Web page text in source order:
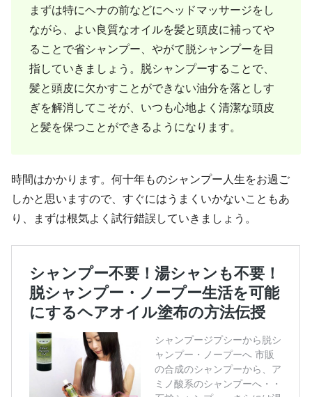
まずは特にヘナの前などにヘッドマッサージをし
ながら、よい良質なオイルを髪と頭皮に補ってや
ることで省シャンプー、やがて脱シャンプーを目
指していきましょう。脱シャンプーすることで、
髪と頭皮に欠かすことができない油分を落としす
ぎを解消してこそが、いつも心地よく清潔な頭皮
と髪を保つことができるようになります。
時間はかかります。何十年ものシャンプー人生をお過ご
しかと思いますので、すぐにはうまくいかないこともあ
り、まずは根気よく試行錯誤していきましょう。